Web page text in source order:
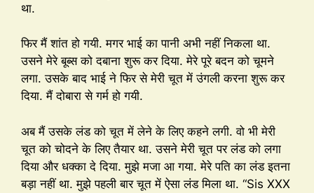
था.
फिर मैं शांत हो गयी. मगर भाई का पानी अभी नहीं निकला था.
उसने मेरे बूब्स को दबाना शुरू कर दिया. मेरे पूरे बदन को चूमने
लगा. उसके बाद भाई ने फिर से मेरी चूत में उंगली करना शुरू कर
दिया. मैं दोबारा से गर्म हो गयी.
अब मैं उसके लंड को चूत में लेने के लिए कहने लगी. वो भी मेरी
चूत को चोदने के लिए तैयार था. उसने मेरी चूत पर लंड को लगा
दिया और धक्का दे दिया. मुझे मजा आ गया. मेरे पति का लंड इतना
बड़ा नहीं था. मुझे पहली बार चूत में ऐसा लंड मिला था. “Sis XXX